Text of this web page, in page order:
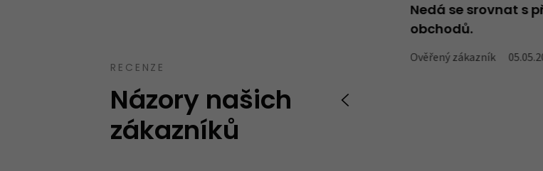
RECENZE
Názory našich
zákazníků
Nedá se srovnat s
obchodů.
Ověřený zákazník